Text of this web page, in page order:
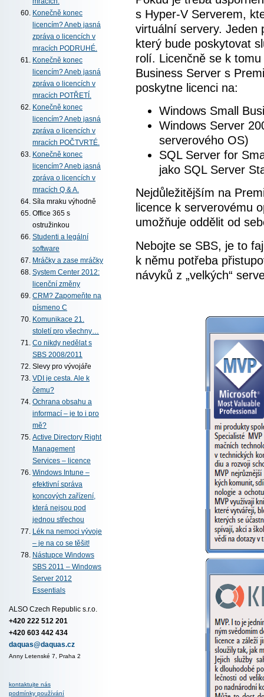
mracích.
Konečně konec
licencím? Aneb jasná
zpráva o licencích v
mracích PODRUHÉ.
Konečně konec
licencím? Aneb jasná
zpráva o licencích v
mracích POTŘETÍ.
Konečně konec
licencím? Aneb jasná
zpráva o licencích v
mracích POČTVRTÉ.
Konečně konec
licencím? Aneb jasná
zpráva o licencích v
mracích Q & A.
Síla mraku výhodně
Office 365 s
ostružinkou
Studenti a legální
software
Mráčky a zase mráčky
System Center 2012:
licenční změny
CRM? Zapomeňte na
písmeno C
Komunikace 21.
století pro všechny…
Co nikdy nedělat s
SBS 2008/2011
Slevy pro vývojáře
VDI je cesta. Ale k
čemu?
Ochrana obsahu a
informací – je to i pro
mě?
Active Directory Right
Management
Services – licence
Windows Intune –
efektivní správa
koncových zařízení,
která nejsou pod
jednou střechou
Lék na nemoci vývoje
– je na co se těšit!
Nástupce Windows
SBS 2011 – Windows
Server 2012
Essentials
ALSO Czech Republic s.r.o.
+420 222 512 201
+420 603 442 434
daquas@daquas.cz
Anny Letenské 7, Praha 2
kontaktujte nás
podmínky používání
s Hyper-V Serverem,
virtuální servery. Jeden
který bude poskytovat
rolí. Licenčně se k
Business Server s
poskytne licenci na:
Windows Small
Windows Server
serverového OS)
SQL Server for
jako SQL Server
Nejdůležitějším na
licence k serverovému
umožňuje oddělit od
Nebojte se SBS, je to
k němu potřeba
návyků z „velkých“